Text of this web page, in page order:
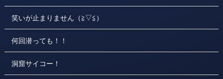
笑いが止まりません（≧▽≦）
何回潜っても！！
洞窟サイコー！